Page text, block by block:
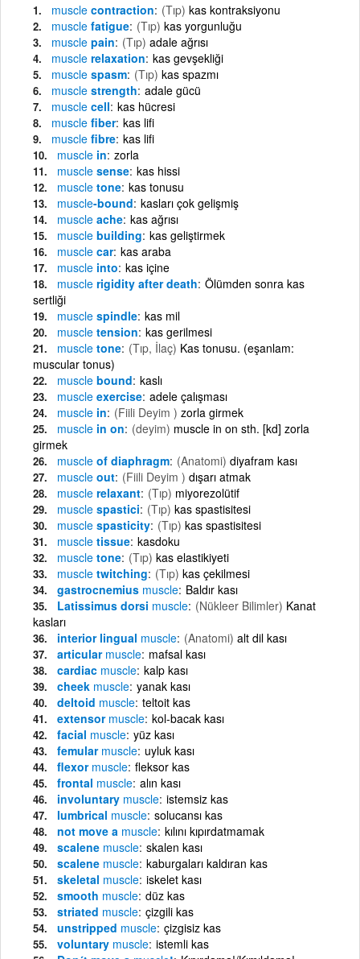
muscle contraction (Tıp) kas kontraksiyonu
muscle fatigue (Tıp) kas yorgunluğu
muscle pain (Tıp) adale ağrısı
muscle relaxation kas gevşekliği
muscle spasm (Tıp) kas spazmı
muscle strength adale gücü
muscle cell kas hücresi
muscle fiber kas lifi
muscle fibre kas lifi
muscle in zorla
muscle sense kas hissi
muscle tone kas tonusu
muscle-bound kasları çok gelişmiş
muscle ache kas ağrısı
muscle building kas geliştirmek
muscle car kas araba
muscle into kas içine
muscle rigidity after death Ölümden sonra kas
sertliği
muscle spindle kas mil
muscle tension kas gerilmesi
muscle tone (Tıp, İlaç) Kas tonusu. (eşanlam:
muscular tonus)
muscle bound kaslı
muscle exercise adele çalışması
muscle in (Fiili Deyim ) zorla girmek
muscle in on (deyim) muscle in on sth. [kd] zorla
girmek
muscle of diaphragm (Anatomi) diyafram kası
muscle out (Fiili Deyim ) dışarı atmak
muscle relaxant (Tıp) miyorezolütif
muscle spastici (Tıp) kas spastisitesi
muscle spasticity (Tıp) kas spastisitesi
muscle tissue kasdoku
muscle tone (Tıp) kas elastikiyeti
muscle twitching (Tıp) kas çekilmesi
gastrocnemius muscle Baldır kası
Latissimus dorsi muscle (Nükleer Bilimler) Kanat
kasları
interior lingual muscle (Anatomi) alt dil kası
articular muscle mafsal kası
cardiac muscle kalp kası
cheek muscle yanak kası
deltoid muscle teltoit kas
extensor muscle kol-bacak kası
facial muscle yüz kası
femular muscle uyluk kası
flexor muscle fleksor kas
frontal muscle alın kası
involuntary muscle istemsiz kas
lumbrical muscle solucansı kas
not move a muscle kılını kıpırdatmamak
scalene muscle skalen kası
scalene muscle kaburgaları kaldıran kas
skeletal muscle iskelet kası
smooth muscle düz kas
striated muscle çizgili kas
unstripped muscle çizgisiz kas
voluntary muscle istemli kas